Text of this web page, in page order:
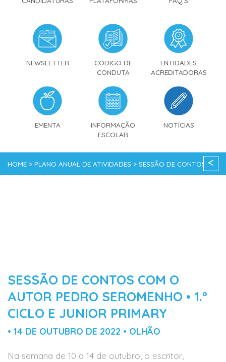
NEWSLETTER
CÓDIGO DE
CONDUTA
ENTIDADES
ACREDITADORAS
EMENTA
INFORMAÇÃO
ESCOLAR
NOTÍCIAS
HOME > PLANO ANUAL DE ATIVIDADES > SESSÃO DE CONTOS <
SESSÃO DE CONTOS COM O
AUTOR PEDRO SEROMENHO • 1.º
CICLO E JUNIOR PRIMARY
• 14 DE OUTUBRO DE 2022 • OLHÃO
Na semana de 10 a 14 de outubro, o escritor,